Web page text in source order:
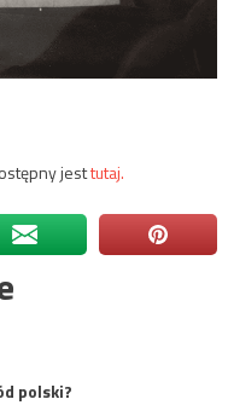
jesttutaj.
polski?